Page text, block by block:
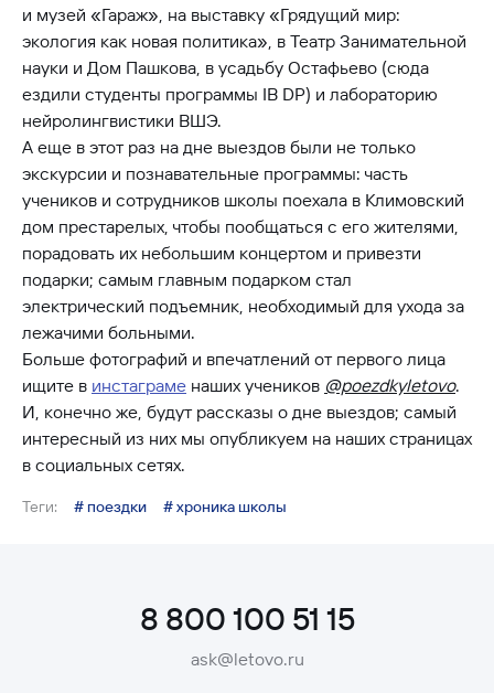
и музей «Гараж», на выставку «Грядущий мир:
экология как новая политика», в Театр Занимательной
науки и Дом Пашкова, в усадьбу Остафьево (сюда
ездили студенты программы IB DP) и лабораторию
нейролингвистики ВШЭ.
А еще в этот раз на дне выездов были не только
экскурсии и познавательные программы: часть
учеников и сотрудников школы поехала в Климовский
дом престарелых, чтобы пообщаться с его жителями,
порадовать их небольшим концертом и привезти
подарки; самым главным подарком стал
электрический подъемник, необходимый для ухода за
лежачими больными.
Больше фотографий и впечатлений от первого лица
ищите в инстаграме наших учеников @poezdkyletovo.
И, конечно же, будут рассказы о дне выездов; самый
интересный из них мы опубликуем на наших страницах
в социальных сетях.
Теги: # поездки # хроника школы
8 800 100 51 15
ask@letovo.ru